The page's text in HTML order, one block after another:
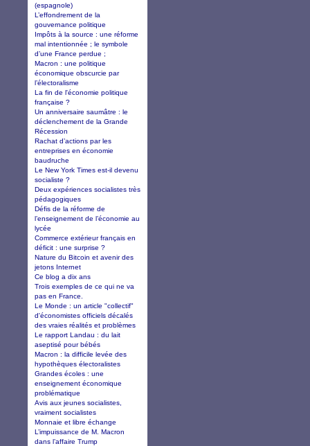
(espagnole)
L’effondrement de la
gouvernance politique
Impôts à la source : une réforme
mal intentionnée ; le symbole
d’une France perdue ;
Macron : une politique
économique obscurcie par
l’électoralisme
La fin de l'économie politique
française ?
Un anniversaire saumâtre : le
déclenchement de la Grande
Récession
Rachat d’actions par les
entreprises en économie
baudruche
Le New York Times est-il devenu
socialiste ?
Deux expériences socialistes très
pédagogiques
Défis de la réforme de
l’enseignement de l’économie au
lycée
Commerce extérieur français en
déficit : une surprise ?
Nature du Bitcoin et avenir des
jetons Internet
Ce blog a dix ans
Trois exemples de ce qui ne va
pas en France.
Le Monde : un article "collectif"
d'économistes officiels décalés
des vraies réalités et problèmes
Le rapport Landau : du lait
aseptisé pour bébés
Macron : la difficile levée des
hypothèques électoralistes
Grandes écoles : une
enseignement économique
problématique
Avis aux jeunes socialistes,
vraiment socialistes
Monnaie et libre échange
L’impuissance de M. Macron
dans l’affaire Trump